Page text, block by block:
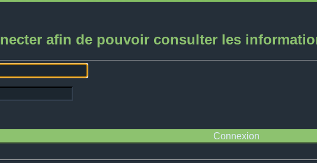
afin de pouvoir consulter les